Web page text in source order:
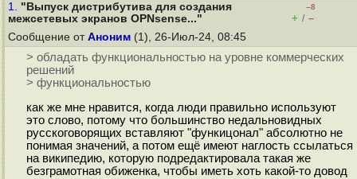
1. "Выпуск дистрибутива для создания
межсетевых экранов OPNsense..."
–8
+ / –
Сообщение от Аноним (1), 26-Июл-24, 08:45
> обладать функциональностью на уровне коммерческих
решений
> функциональностью
как же мне нравится, когда люди правильно используют
это слово, потому что большинство недальновидных
русскоговорящих вставляют "функицонал" абсолютно не
понимая значений, а потом ещё имеют наглость ссылаться
на википедию, которую подредактировала такая же
безграмотная обиженка, чтобы иметь хоть какой-то довод